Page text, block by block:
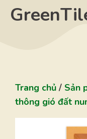
Chuyển
đến
Trang chủ / Sản
thông gió đất